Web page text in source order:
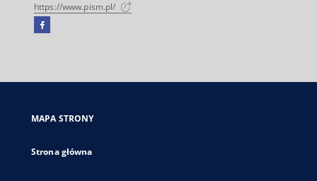
https://www.pism.pl/
Facebook
się
karcie
MAPA STRONY
Strona główna